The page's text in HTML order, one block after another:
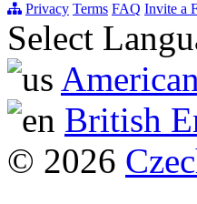
Privacy Terms FAQ Invite a
Select
British
© 2026